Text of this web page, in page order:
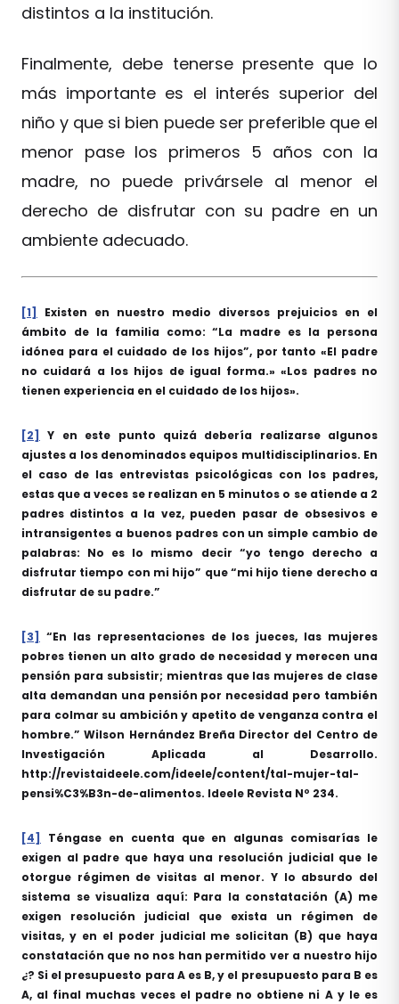
distintos a la institución.
Finalmente, debe tenerse presente que lo
más importante es el interés superior del
niño y que si bien puede ser preferible que el
menor pase los primeros 5 años con la
madre, no puede privársele al menor el
derecho de disfrutar con su padre en un
ambiente adecuado.
[1]
Existen en nuestro medio diversos prejuicios en el
ámbito de la familia como: “La madre es la persona
idónea para el cuidado de los hijos”, por tanto «El padre
no cuidará a los hijos de igual forma.» «Los padres no
tienen experiencia en el cuidado de los hijos».
[2]
Y en este punto quizá debería realizarse algunos
ajustes a los denominados equipos multidisciplinarios. En
el caso de las entrevistas psicológicas con los padres,
estas que a veces se realizan en 5 minutos o se atiende a 2
padres distintos a la vez, pueden pasar de obsesivos e
intransigentes a buenos padres con un simple cambio de
palabras: No es lo mismo decir “yo tengo derecho a
disfrutar tiempo con mi hijo” que “mi hijo tiene derecho a
disfrutar de su padre.”
[3]
“En las representaciones de los jueces, las mujeres
pobres tienen un alto grado de necesidad y merecen una
pensión para subsistir; mientras que las mujeres de clase
alta demandan una pensión por necesidad pero también
para colmar su ambición y apetito de venganza contra el
hombre.” Wilson Hernández Breña Director del Centro de
Investigación Aplicada al Desarrollo.
http://revistaideele.com/ideele/content/tal-mujer-tal-
pensi%C3%B3n-de-alimentos. Ideele Revista Nº 234.
[4]
Téngase en cuenta que en algunas comisarías le
exigen al padre que haya una resolución judicial que le
otorgue régimen de visitas al menor. Y lo absurdo del
sistema se visualiza aquí: Para la constatación (A) me
exigen resolución judicial que exista un régimen de
visitas, y en el poder judicial me solicitan (B) que haya
constatación que no nos han permitido ver a nuestro hijo
¿? Si el presupuesto para A es B, y el presupuesto para B es
A, al final muchas veces el padre no obtiene ni A y le es